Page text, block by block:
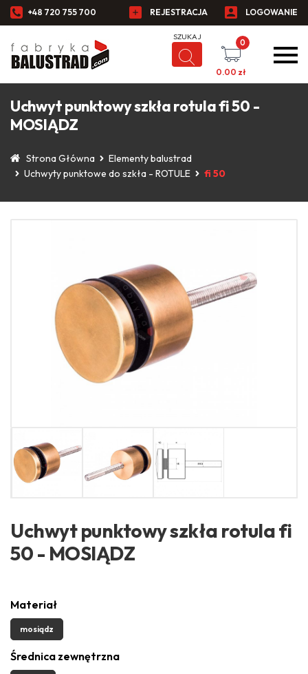
+48 720 755 700 REJESTRACJA LOGOWANIE
0
0.00 zł
Uchwyt punktowy szkła rotula fi 50 -
MOSIĄDZ
Strona Główna
Elementy balustrad
Uchwyty punktowe do szkła - ROTULE
fi 50
Uchwyt punktowy szkła rotula fi
50 - MOSIĄDZ
Materiał
mosiądz
Średnica zewnętrzna